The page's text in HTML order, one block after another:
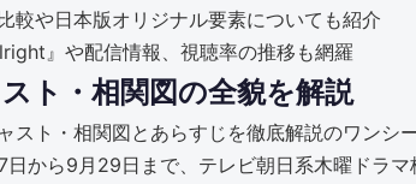
較や日本版オリジナル要素についても紹介
』や配信情報、視聴率の推移も網羅
ト・相関図の全貌を解説
日から9月29日まで、テレビ朝日系木曜ドラ